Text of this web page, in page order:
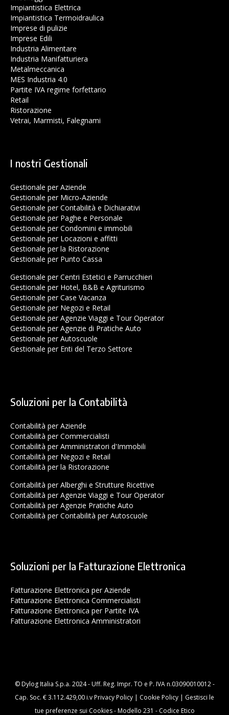
Impiantistica Elettrica
Impiantistica Termoidraulica
Imprese di pulizie
Imprese Edili
Industria Alimentare
Industria Manifatturiera
Metalmeccanica
MES Industria 4.0
Partite IVA regime forfettario
Retail
Ristorazione
Vetrai, Marmisti, Falegnami
I nostri Gestionali
Gestionale per Aziende
Gestionale per Micro-Aziende
Gestionale per Contabilità e Dichiarativi
Gestionale per Paghe e Personale
Gestionale per Condomini e immobili
Gestionale per Locazioni e affitti
Gestionale per la Ristorazione
Gestionale per Punto Cassa
Gestionale per Centri Estetici e Parrucchieri
Gestionale per Hotel, B&B e Agriturismo
Gestionale per Case Vacanza
Gestionale per Negozi e Retail
Gestionale per Agenzie Viaggi e Tour Operator
Gestionale per Agenzie di Pratiche Auto
Gestionale per Autoscuole
Gestionale per Enti del Terzo Settore
Soluzioni per la Contabilità
Contabilità per Aziende
Contabilità per Commercialisti
Contabilità per Amministratori d'Immobili
Contabilità per Negozi e Retail
Contabilità per la Ristorazione
Contabilità per Alberghi e Strutture Ricettive
Contabilità per Agenzie Viaggi e Tour Operator
Contabilità per Agenzie Pratiche Auto
Contabilità per Contabilità per Autoscuole
Soluzioni per la Fatturazione Elettronica
Fatturazione Elettronica per Aziende
Fatturazione Elettronica Commercialisti
Fatturazione Elettronica per Partite IVA
Fatturazione Elettronica Amministratori
© Dylog Italia S.p.a. 2024 - Uff. Reg. Impr. TO e P. IVA n.03090010012 -
Cap. Soc. € 3.112.429,00 i.vPrivacy Policy | Cookie Policy | Gestisci le
tue preferenze sui Cookies-Modello 231 - Codice Etico